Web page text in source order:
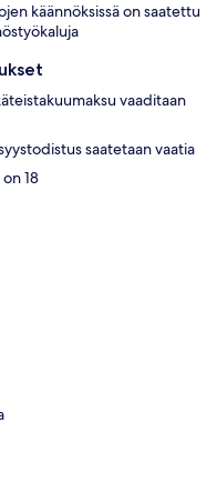
käännöksissä on saatettu
vaaditaan
saatetaan vaatia
18